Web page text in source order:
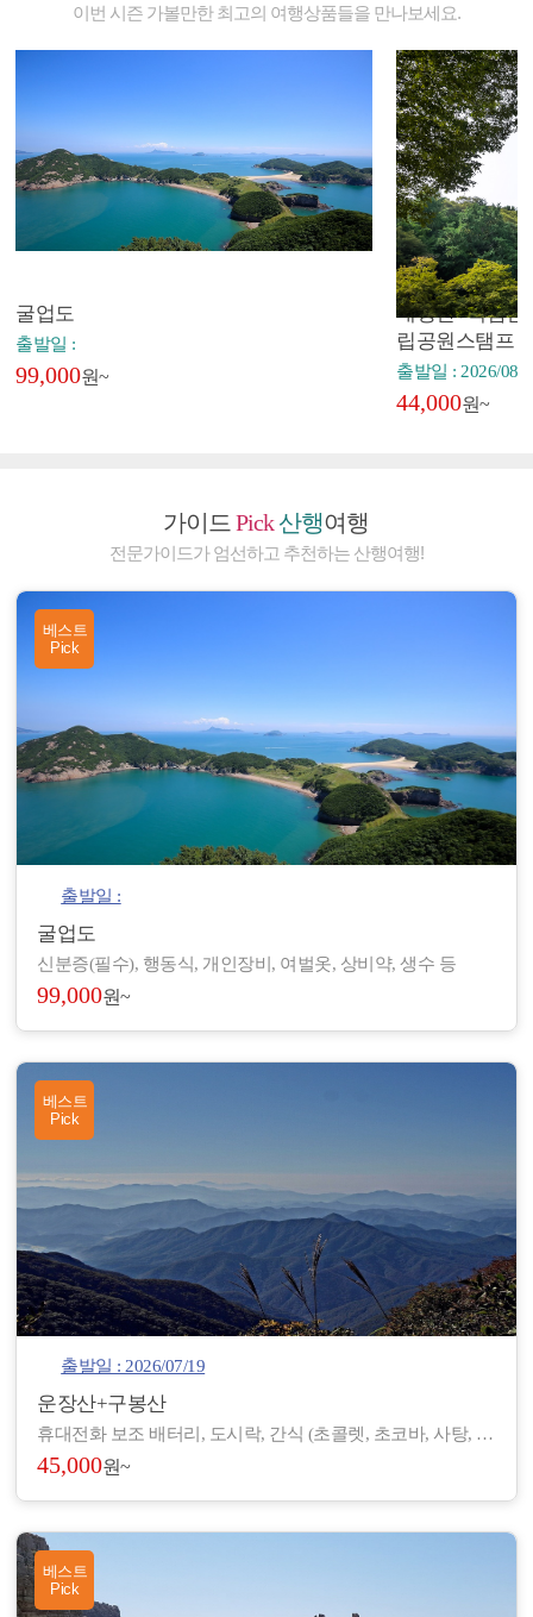
이번 시즌 가볼만한 최고의 여행상품들을 만나보세요.
굴업도
출발일 :
99,000원~
내장산+백암산
립공원스탬프
출발일 : 2026/08/
44,000원~
가이드Pick 산행여행
전문가이드가 엄선하고 추천하는 산행여행!
베스트
Pick
출발일 :
굴업도
신분증(필수), 행동식, 개인장비, 여벌옷, 상비약, 생수 등
99,000원~
베스트
Pick
출발일 : 2026/07/19
운장산+구봉산
휴대전화 보조 배터리, 도시락, 간식 (초콜렛, 초코바, 사탕, 온수), 아이젠, 스틱, 랜턴, 장갑, 방한 재킷, 방한모, 무릎 보호대, 우의, 개인장비, 여벌 옷, 개인 상비약 등
45,000원~
베스트
Pick